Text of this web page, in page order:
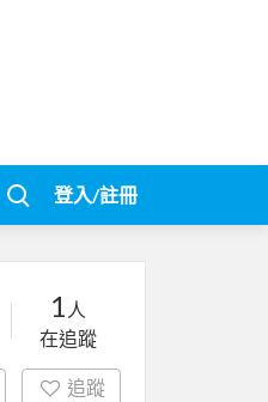
登入/註冊
1 人
在追蹤
追蹤